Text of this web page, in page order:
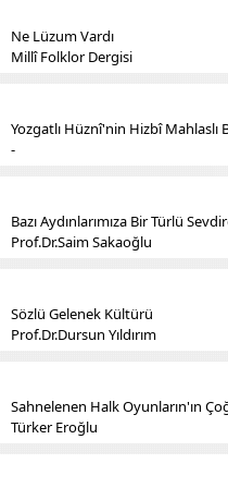
Ne Lüzum Vardı
Millî Folklor Dergisi
Yozgatlı Hüznî'nin Hizbî Mahlaslı
-
Bazı Aydınlarımıza Bir Türlü
Prof.Dr.Saim Sakaoğlu
Sözlü Gelenek Kültürü
Prof.Dr.Dursun Yıldırım
Sahnelenen Halk Oyunların'ın
Türker Eroğlu